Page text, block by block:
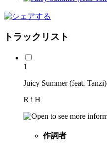
トラックリスト
1
Juicy Summer (feat. Tanzi)
R i H
作詞者